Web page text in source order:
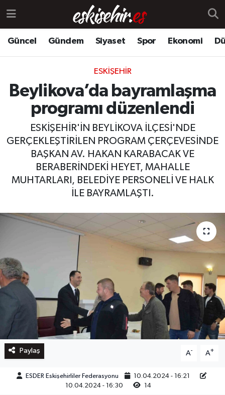
Güncel Gündem Siyaset Spor Ekonomi
ESKIŞEHIR
Beylikova’da bayramlaşma
programı düzenlendi
ESKİŞEHİR'İN BEYLİKOVA İLÇESİ'NDE
GERÇEKLEŞTİRİLEN PROGRAM ÇERÇEVESİNDE
BAŞKAN AV. HAKAN KARABACAK VE
BERABERİNDEKİ HEYET, MAHALLE
MUHTARLARI, BELEDİYE PERSONELİ VE HALK
İLE BAYRAMLAŞTI.
Paylaş A- A+
ESDER Eskişehirliler Federasyonu
10.04.2024 - 16:21
10.04.2024 - 16:30
14